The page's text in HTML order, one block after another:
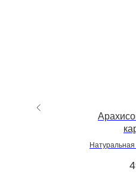
Натуральная